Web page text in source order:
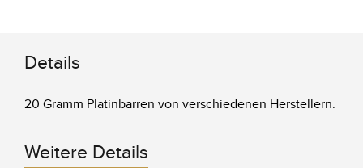
Details
20 Gramm Platinbarren von verschiedenen Herstellern.
Weitere Details